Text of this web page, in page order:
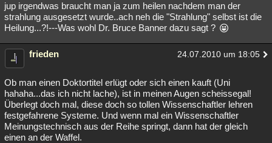
jup irgendwas braucht man ja zum heilen nachdem man der
strahlung ausgesetzt wurde..ach neh die "Strahlung" selbst ist die
Heilung...?!---Was wohl Dr. Bruce Banner dazu sagt ?
frieden 24.07.2010 um 18:05
Ob man einen Doktortitel erlügt oder sich einen kauft (Uni
hahaha...das ich nicht lache), ist in meinen Augen scheissegal!
Überlegt doch mal, diese doch so tollen Wissenschaftler lehren
festgefahrene Systeme. Und wenn mal ein Wissenschaftler
Meinungstechnisch aus der Reihe springt, dann hat der gleich
einen an der Waffel.